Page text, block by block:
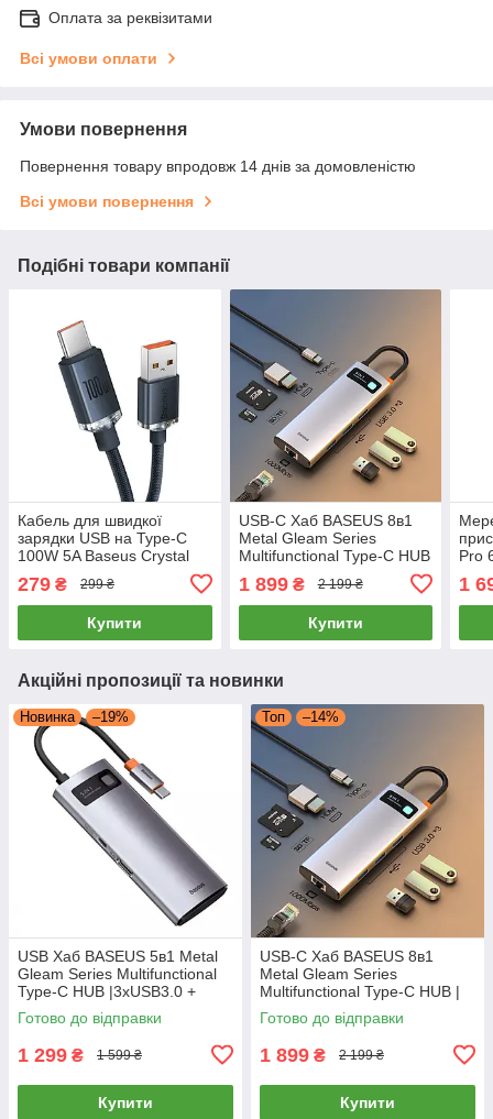
Оплата за реквізитами
Всі умови оплати
Умови повернення
Повернення товару впродовж 14 днів за домовленістю
Всі умови повернення
Подібні товари компанії
Кабель для швидкої
зарядки USB на Type-C
100W 5A Baseus Crystal
Shine Series (чорний) 1.2м
279 ₴ 299 ₴
Купити
USB-C Хаб BASEUS 8в1
Metal Gleam Series
Multifunctional Type-C HUB
| 3xUSB3.0 + 4KHD + RJ45
+ Type-C + TF + SD |
1 899₴ 2 199 ₴
Купити
Pro
1
Акційні пропозиції та новинки
Новинка –19%
USB Хаб BASEUS 5в1 Metal
Gleam Series Multifunctional
Type-C HUB |3xUSB3.0 +
HDMI 4K + Type-C| (сірий)
Готово до відправки
1 299 ₴ 1 599 ₴
Купити
Топ –14%
USB-C Хаб BASEUS 8в1
Metal Gleam Series
Multifunctional Type-C HUB |
3xUSB3.0 + 4KHD + RJ45 +
Type-C + TF + SD |
Готово до відправки
1 899 ₴ 2 199 ₴
Купити